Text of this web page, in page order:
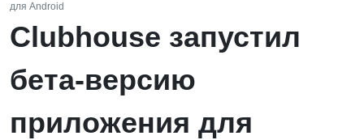
для Android
Сlubhouse запустил
бета-версию
приложения для